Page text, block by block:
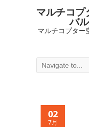
マルチコプ
バ
マルチコプター
02
7月